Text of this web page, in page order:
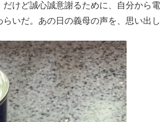
けど誠心誠意謝るために、自分から
いだ。あの日の義母の声を、思い出し